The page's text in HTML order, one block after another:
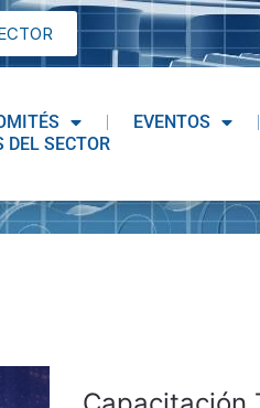
EVENTOS
DEL SECTOR